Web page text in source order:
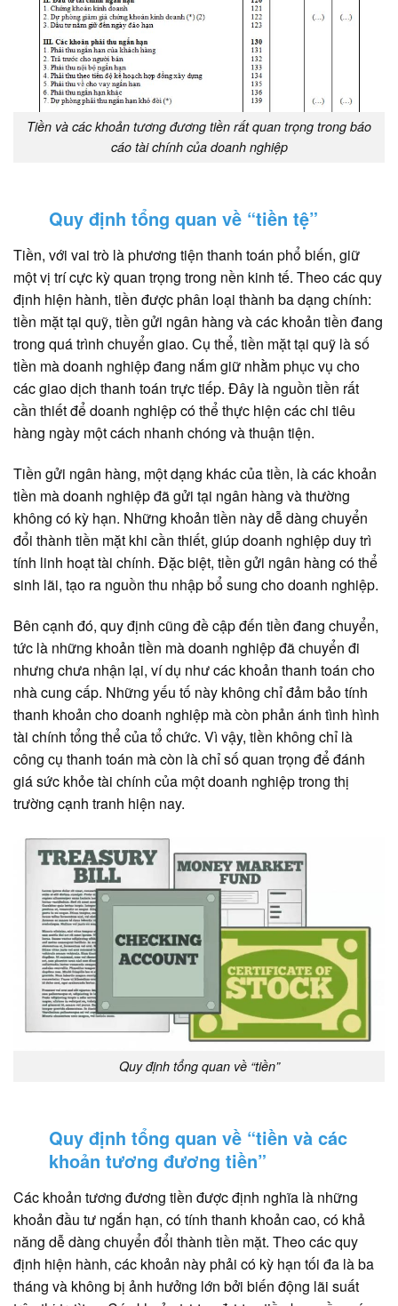
Tiền và các khoản tương đương tiền rất quan trọng trong báo
cáo tài chính của doanh nghiệp
Quy định tổng quan về “tiền tệ”
Tiền, với vai trò là phương tiện thanh toán phổ biến, giữ
một vị trí cực kỳ quan trọng trong nền kinh tế. Theo các quy
định hiện hành, tiền được phân loại thành ba dạng chính:
tiền mặt tại quỹ, tiền gửi ngân hàng và các khoản tiền đang
trong quá trình chuyển giao. Cụ thể, tiền mặt tại quỹ là số
tiền mà doanh nghiệp đang nắm giữ nhằm phục vụ cho
các giao dịch thanh toán trực tiếp. Đây là nguồn tiền rất
cần thiết để doanh nghiệp có thể thực hiện các chi tiêu
hàng ngày một cách nhanh chóng và thuận tiện.
Tiền gửi ngân hàng, một dạng khác của tiền, là các khoản
tiền mà doanh nghiệp đã gửi tại ngân hàng và thường
không có kỳ hạn. Những khoản tiền này dễ dàng chuyển
đổi thành tiền mặt khi cần thiết, giúp doanh nghiệp duy trì
tính linh hoạt tài chính. Đặc biệt, tiền gửi ngân hàng có thể
sinh lãi, tạo ra nguồn thu nhập bổ sung cho doanh nghiệp.
Bên cạnh đó, quy định cũng đề cập đến tiền đang chuyển,
tức là những khoản tiền mà doanh nghiệp đã chuyển đi
nhưng chưa nhận lại, ví dụ như các khoản thanh toán cho
nhà cung cấp. Những yếu tố này không chỉ đảm bảo tính
thanh khoản cho doanh nghiệp mà còn phản ánh tình hình
tài chính tổng thể của tổ chức. Vì vậy, tiền không chỉ là
công cụ thanh toán mà còn là chỉ số quan trọng để đánh
giá sức khỏe tài chính của một doanh nghiệp trong thị
trường cạnh tranh hiện nay.
Quy định tổng quan về “tiền”
Quy định tổng quan về “tiền và các
khoản tương đương tiền”
Các khoản tương đương tiền được định nghĩa là những
khoản đầu tư ngắn hạn, có tính thanh khoản cao, có khả
năng dễ dàng chuyển đổi thành tiền mặt. Theo các quy
định hiện hành, các khoản này phải có kỳ hạn tối đa là ba
tháng và không bị ảnh hưởng lớn bởi biến động lãi suất